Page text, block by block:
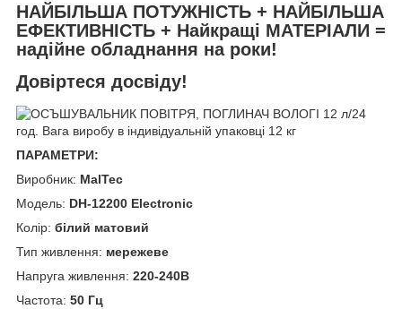
НАЙБІЛЬША ПОТУЖНІСТЬ + НАЙБІЛЬША
ЕФЕКТИВНІСТЬ + Найкращі МАТЕРІАЛИ =
надійне обладнання на роки!
Довіртеся досвіду!
ПАРАМЕТРИ:
Виробник: MalTec
Модель: DH-12200 Electronic
Колір: білий матовий
Тип живлення: мережеве
Напруга живлення: 220-240В
Частота: 50 Гц